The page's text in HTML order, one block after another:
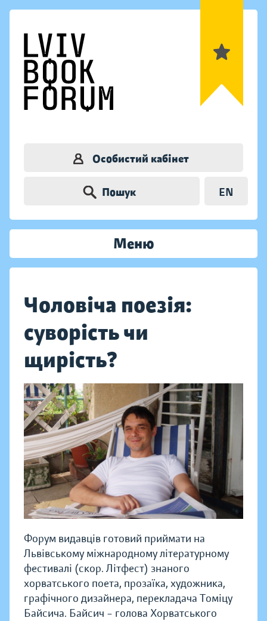
Особистий кабінет
Пошук EN
Меню
Чоловіча поезія:
суворість чи
щирість?
Форум видавців готовий приймати на
Львівському міжнародному літературному
фестивалі (скор. Літфест) знаного
хорватського поета, прозаїка, художника,
графічного дизайнера, перекладача Томіцу
Байсича. Байсич – голова Хорватського